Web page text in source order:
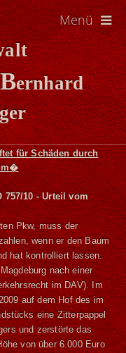
Bernhard
Menü
für Schäden durch
�
757/10 - Urteil vom
Pkw, muss der
wenn er den Baum
hat kontrolliert lassen.
nach einer
im DAV). Im
auf dem Hof des im
eine Zitterpappel
und zerstörte das
von über 6.000 Euro